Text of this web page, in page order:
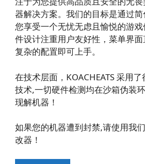
器解决方案。我们的目标是通过
您享受一个无忧无虑且愉悦的游
件设计注重用户友好性，菜单界
复杂的配置即可上手。
在技术层面，KOACHEATS 采用
技术,一切硬件检测均在沙箱伪装
现解机器！
如果您的机器遭到封禁,请使用我
改器！